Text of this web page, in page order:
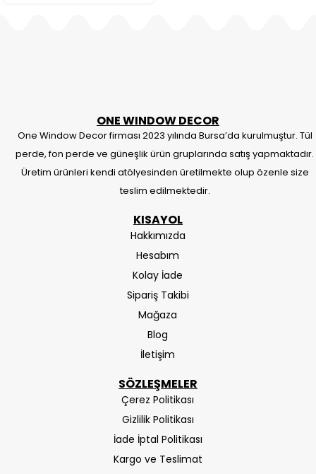
ONE WINDOW DECOR
One Window Decor firması 2023 yılında Bursa’da kurulmuştur. Tül
perde, fon perde ve güneşlik ürün gruplarında satış yapmaktadır.
Üretim ürünleri kendi atölyesinden üretilmekte olup özenle size
teslim edilmektedir.
KISAYOL
Hakkımızda
Hesabım
Kolay İade
Sipariş Takibi
Mağaza
Blog
İletişim
SÖZLEŞMELER
Çerez Politikası
Gizlilik Politikası
İade İptal Politikası
Kargo ve Teslimat